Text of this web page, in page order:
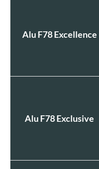
Alu F78 Excellence
Alu F78 Exclusive